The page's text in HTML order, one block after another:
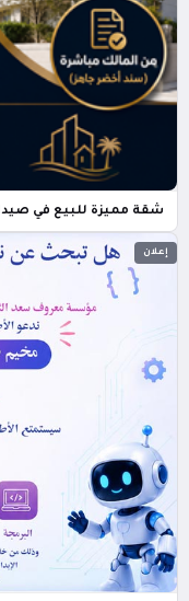
شقة مميزة للبيع في
إعلان